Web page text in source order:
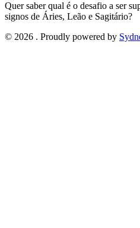
Quer saber qual é o desafio a ser
signos de Áries, Leão e Sagitário?
© 2026 . Proudly powered by